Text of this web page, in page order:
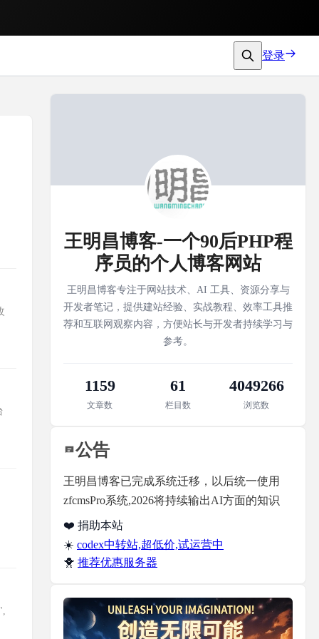
登录
王明昌博客-一个90后PHP程
序员的个人博客网站
王明昌博客专注于网站技术、AI 工具、资源分享与
开发者笔记，提供建站经验、实战教程、效率工具推
荐和互联网观察内容，方便站长与开发者持续学习与
参考。
1159
文章数
61
栏目数
4049266
浏览数
公告
王明昌博客已完成系统迁移，以后统一使用
zfcmsPro系统,2026将持续输出AI方面的知识
❤️ 捐助本站
☀️ codex中转站,超低价,试运营中
🐥 推荐优惠服务器